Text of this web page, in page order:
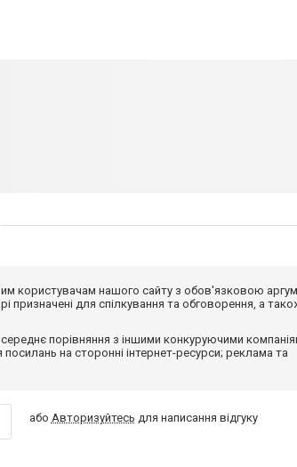
користувачам нашого сайту з обов'язковою
для спілкування та обговорення, а
порівняння з іншими конкуруючими
посилань на сторонні інтернет-ресурси; реклама та
або Авторизуйтесь для написання відгуку